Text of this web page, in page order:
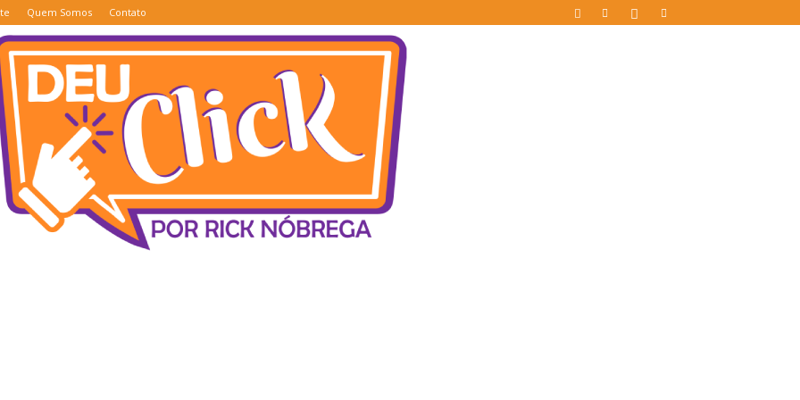
Quem Somos Contato